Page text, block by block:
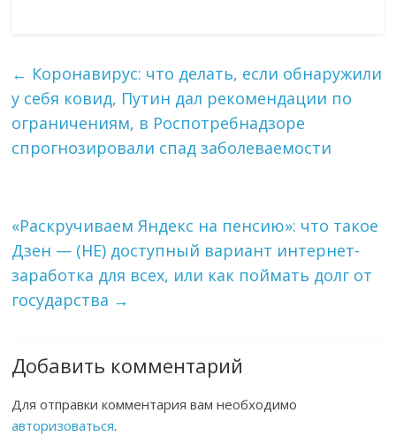
← Коронавирус: что делать, если обнаружили
у себя ковид, Путин дал рекомендации по
ограничениям, в Роспотребнадзоре
спрогнозировали спад заболеваемости
«Раскручиваем Яндекс на пенсию»: что такое
Дзен — (НЕ) доступный вариант интернет-
заработка для всех, или как поймать долг от
государства →
Добавить комментарий
Для отправки комментария вам необходимо
авторизоваться.